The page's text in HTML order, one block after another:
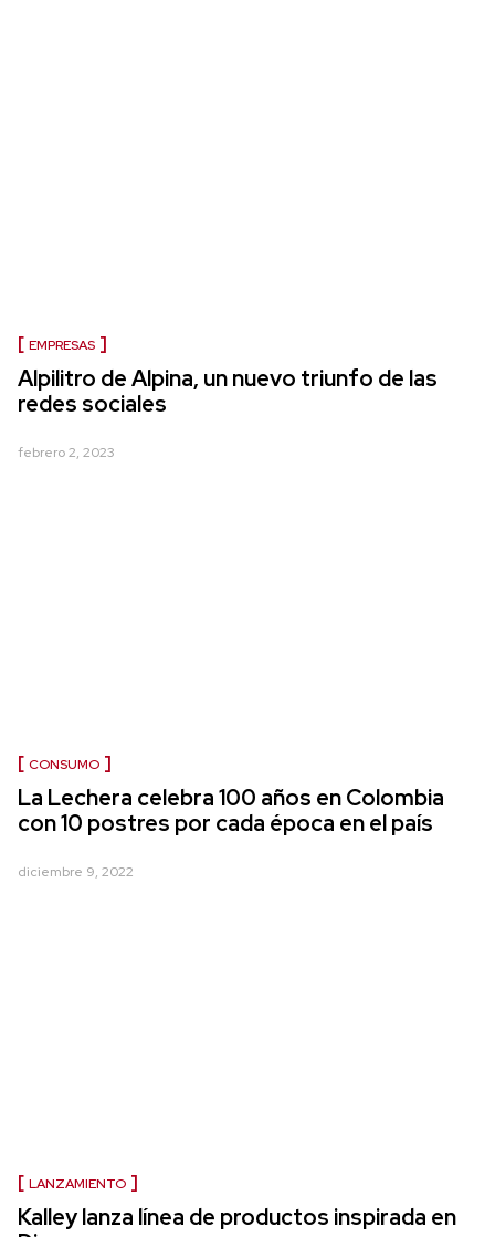
EMPRESAS
Alpilitro de Alpina, un nuevo triunfo de las
redes sociales
febrero 2, 2023
CONSUMO
La Lechera celebra 100 años en Colombia
con 10 postres por cada época en el país
diciembre 9, 2022
LANZAMIENTO
Kalley lanza línea de productos inspirada en